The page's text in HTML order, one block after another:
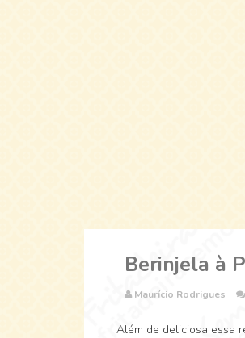
Berinjela à
Maurício Rodrigues
Além de deliciosa essa